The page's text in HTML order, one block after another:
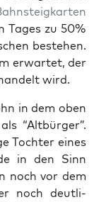
Tages zu 50%
bestehen.
erwar­tet, der
wird.
in dem oben
“Alt­bür­ger”.
Toch­ter eines
in den Sinn
noch vor dem
noch deut­li­